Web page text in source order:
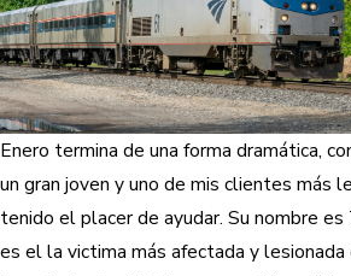
Enero termina de una forma dramática,
un gran joven y uno de mis clientes más
tenido el placer de ayudar. Su nombre
es el la victima más afectada y